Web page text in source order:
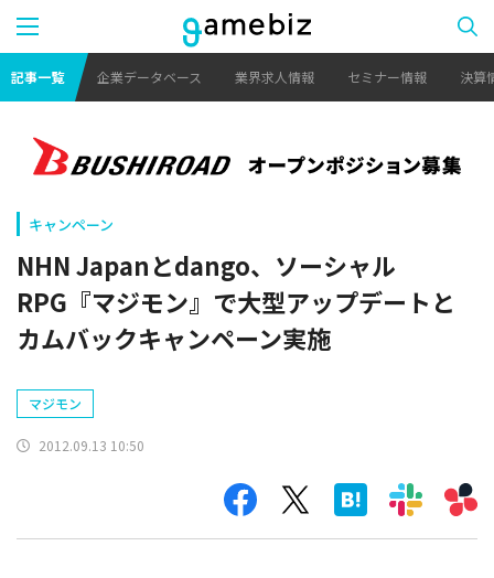
記事一覧 企業データベース 業界求人情報 セミナー情報 決算
キャンペーン
NHN Japanとdango、ソーシャル
RPG『マジモン』で大型アップデートと
カムバックキャンペーン実施
マジモン
2012.09.13 10:50